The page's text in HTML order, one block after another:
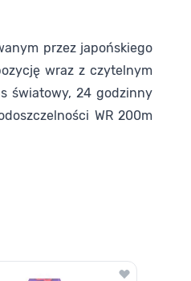
przez japońskiego
wraz z czytelnym
światowy, 24 godzinny
WR 200m
pomijającego.